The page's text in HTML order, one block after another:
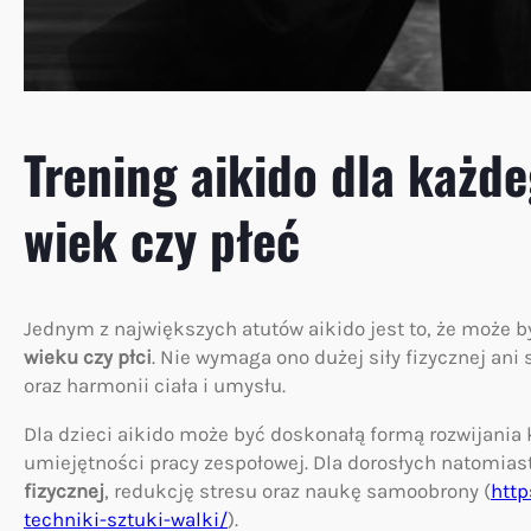
Trening aikido dla
wiek czy płeć
Jednym z największych atutów aikido jest to, że może
wieku czy płci. Nie wymaga ono dużej siły fizycznej
oraz harmonii ciała i umysłu.
Dla dzieci aikido może być doskonałą formą
umiejętności pracy zespołowej. Dla dorosłych
fizycznej, redukcję stresu oraz naukę samoobrony (
techniki-sztuki-walki/).